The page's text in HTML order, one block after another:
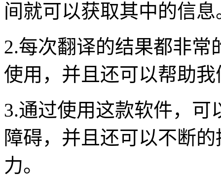
间就可以获取其中的信息
2.每次翻译的结果都非
使用，并且还可以帮助
3.通过使用这款软件，
障碍，并且还可以不断
力。